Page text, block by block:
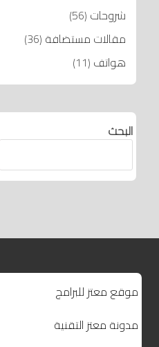
شروحات (56)
مقالات مستضافة (36)
هواتف (11)
البحث
موقع معتز للبرامج
مدونة معتز التقنية